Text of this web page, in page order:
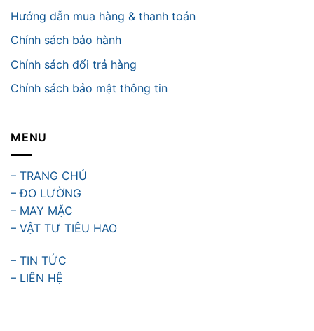
Hướng dẫn mua hàng & thanh toán
Chính sách bảo hành
Chính sách đổi trả hàng
Chính sách bảo mật thông tin
MENU
– TRANG CHỦ
– ĐO LƯỜNG
– MAY MẶC
– VẬT TƯ TIÊU HAO
– TIN TỨC
– LIÊN HỆ